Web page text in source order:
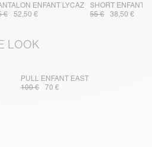
ENFANT LYCAZ
€
52,50 €
SHORT ENFANT
55 €
38,50 €
LOOK
PULL ENFANT EAST
100 €
70 €